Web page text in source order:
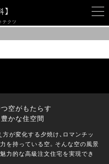
テクツ
空がもたらす
かな住空間
が変化する夕焼け、ロマンチッ
を持っている空。そんな空の風景
力的な高級注文住宅を実現でき